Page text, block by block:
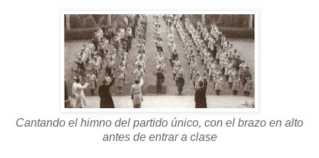
Cantando el himno del partido único, con el brazo en alto
antes de entrar a clase